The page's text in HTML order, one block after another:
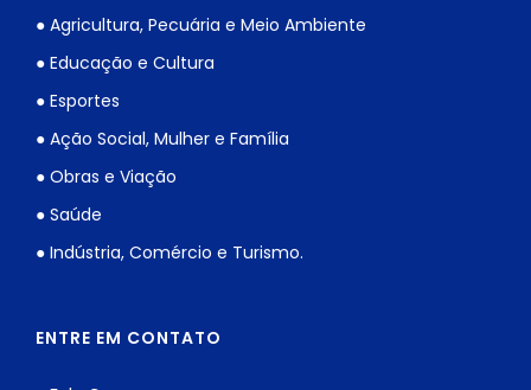
● Agricultura, Pecuária e Meio Ambiente
● Educação e Cultura
● Esportes
● Ação Social, Mulher e Família
● Obras e Viação
● Saúde
● Indústria, Comércio e Turismo.
ENTRE EM CONTATO